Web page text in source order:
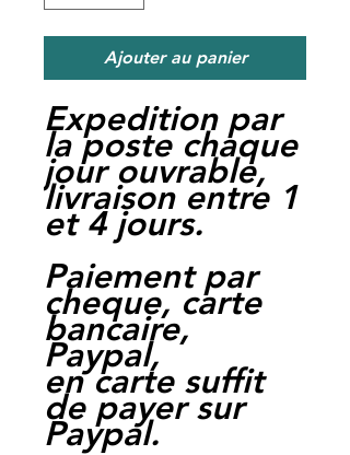
Ajouter au panier
Expedition par
la poste chaque
jour ouvrable,
livraison entre 1
et 4 jours.
Paiement par
cheque, carte
bancaire,
Paypal,
en carte suffit
de payer sur
Paypal.